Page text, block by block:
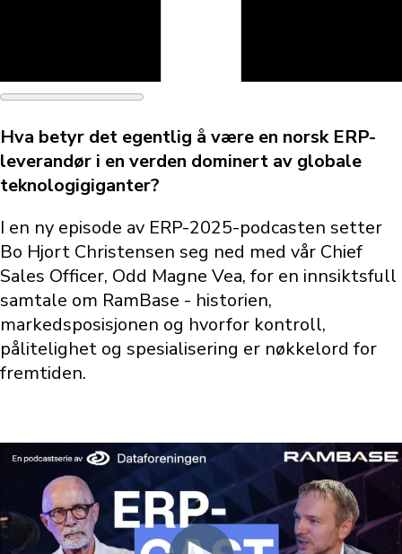
Hva betyr det egentlig å være en norsk ERP-
leverandør i en verden dominert av globale
teknologigiganter?
I en ny episode av ERP-2025-podcasten setter
Bo Hjort Christensen seg ned med vår Chief
Sales Officer, Odd Magne Vea, for en innsiktsfull
samtale om RamBase - historien,
markedsposisjonen og hvorfor kontroll,
pålitelighet og spesialisering er nøkkelord for
fremtiden.